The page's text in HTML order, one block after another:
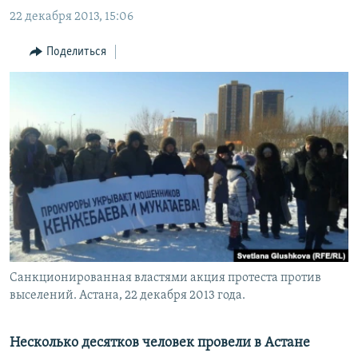
навигации
Вернутся
ТАДЖИКИСТАН
ҚАЗАҚША
КЫРГЫЗЧА
TÜRKMENÇE
22 декабря 2013, 15:06
Поделиться
Санкционированная властями акция протеста против
выселений. Астана, 22 декабря 2013 года.
Несколько десятков человек провели в Астане